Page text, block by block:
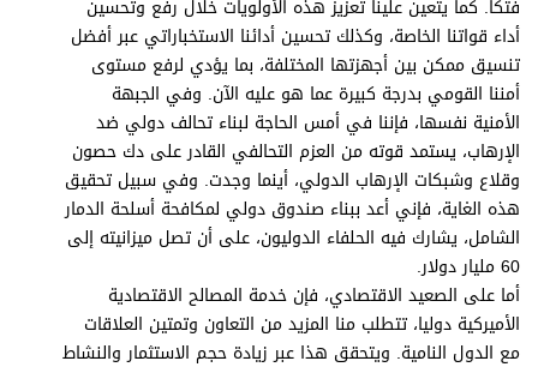
فتكا. كما يتعين علينا تعزيز هذه الأولويات خلال رفع وتحسين
أداء قواتنا الخاصة، وكذلك تحسين أدائنا الاستخباراتي عبر أفضل
تنسيق ممكن بين أجهزتها المختلفة، بما يؤدي لرفع مستوى
أمننا القومي بدرجة كبيرة عما هو عليه الآن. وفي الجبهة
الأمنية نفسها، فإننا في أمس الحاجة لبناء تحالف دولي ضد
الإرهاب، يستمد قوته من العزم التحالفي القادر على دك حصون
وقلاع وشبكات الإرهاب الدولي، أينما وجدت. وفي سبيل تحقيق
هذه الغاية، فإني أعد ببناء صندوق دولي لمكافحة أسلحة الدمار
الشامل، يشارك فيه الحلفاء الدوليون، على أن تصل ميزانيته إلى
60 مليار دولار.
أما على الصعيد الاقتصادي، فإن خدمة المصالح الاقتصادية
الأميركية دوليا، تتطلب منا المزيد من التعاون وتمتين العلاقات
مع الدول النامية. ويتحقق هذا عبر زيادة حجم الاستثمار والنشاط